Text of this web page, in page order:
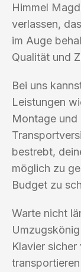
Himmel
verlassen,
im Auge
Qualität und
Bei uns
Leistungen
Montage
bestrebt,
möglich zu
Budget zu
Warte nicht
Klavier